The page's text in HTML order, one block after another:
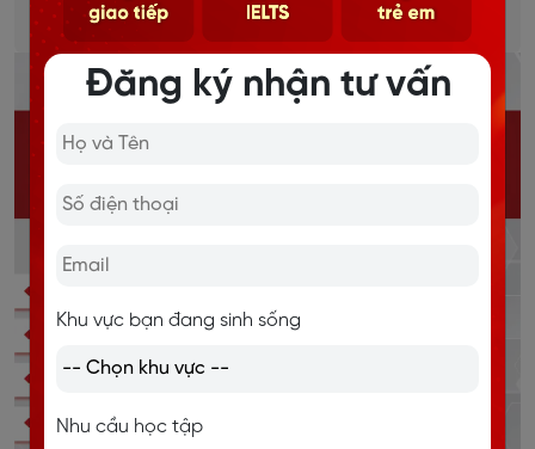
Chi tiết
Đăng ký nhận tư vấn
Khu vực bạn đang sinh sống
Nhu cầu học tập